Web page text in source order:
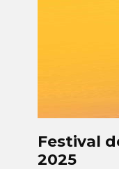
Festival
2025